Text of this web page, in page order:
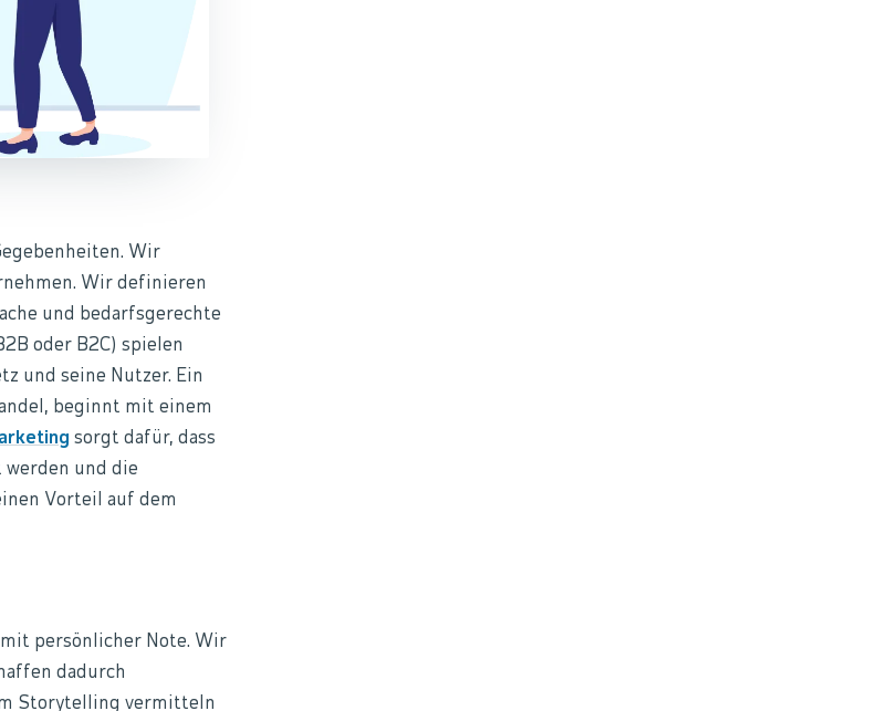
Wir
Wir definieren
und bedarfsgerechte
oder B2C) spielen
und seine Nutzer. Ein
beginnt mit einem
sorgt dafür, dass
und die
Vorteil auf dem
persönlicher Note. Wir
dadurch
Storytelling vermitteln